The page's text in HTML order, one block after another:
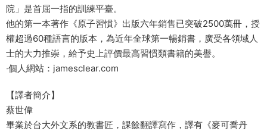
院」是首屈一指的訓練平臺。
他的第一本著作《原子習慣》出版六年銷售已突破2500萬冊，授
權超過60種語言的版本，為近年全球第一暢銷書，廣受各領域人
士的大力推崇，給予史上評價最高習慣類書籍的美譽。
‧個人網站：jamesclear.com
【譯者簡介】
蔡世偉
畢業於台大外文系的教書匠，課餘翻譯寫作，譯有《麥可喬丹